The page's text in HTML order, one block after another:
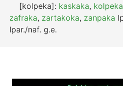
[kolpeka]: kaskaka, kolpeka
zafraka, zartakoka, zanpaka
Ipar./naf. g.e.